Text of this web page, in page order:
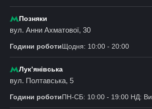
Позняки
вул. Анни Ахматової, 30
Години роботиЩодня: 10:00 - 20:00
Лукʼянівська
вул. Полтавська, 5
Години роботиПН-СБ: 10:00 - 19:00 НД: